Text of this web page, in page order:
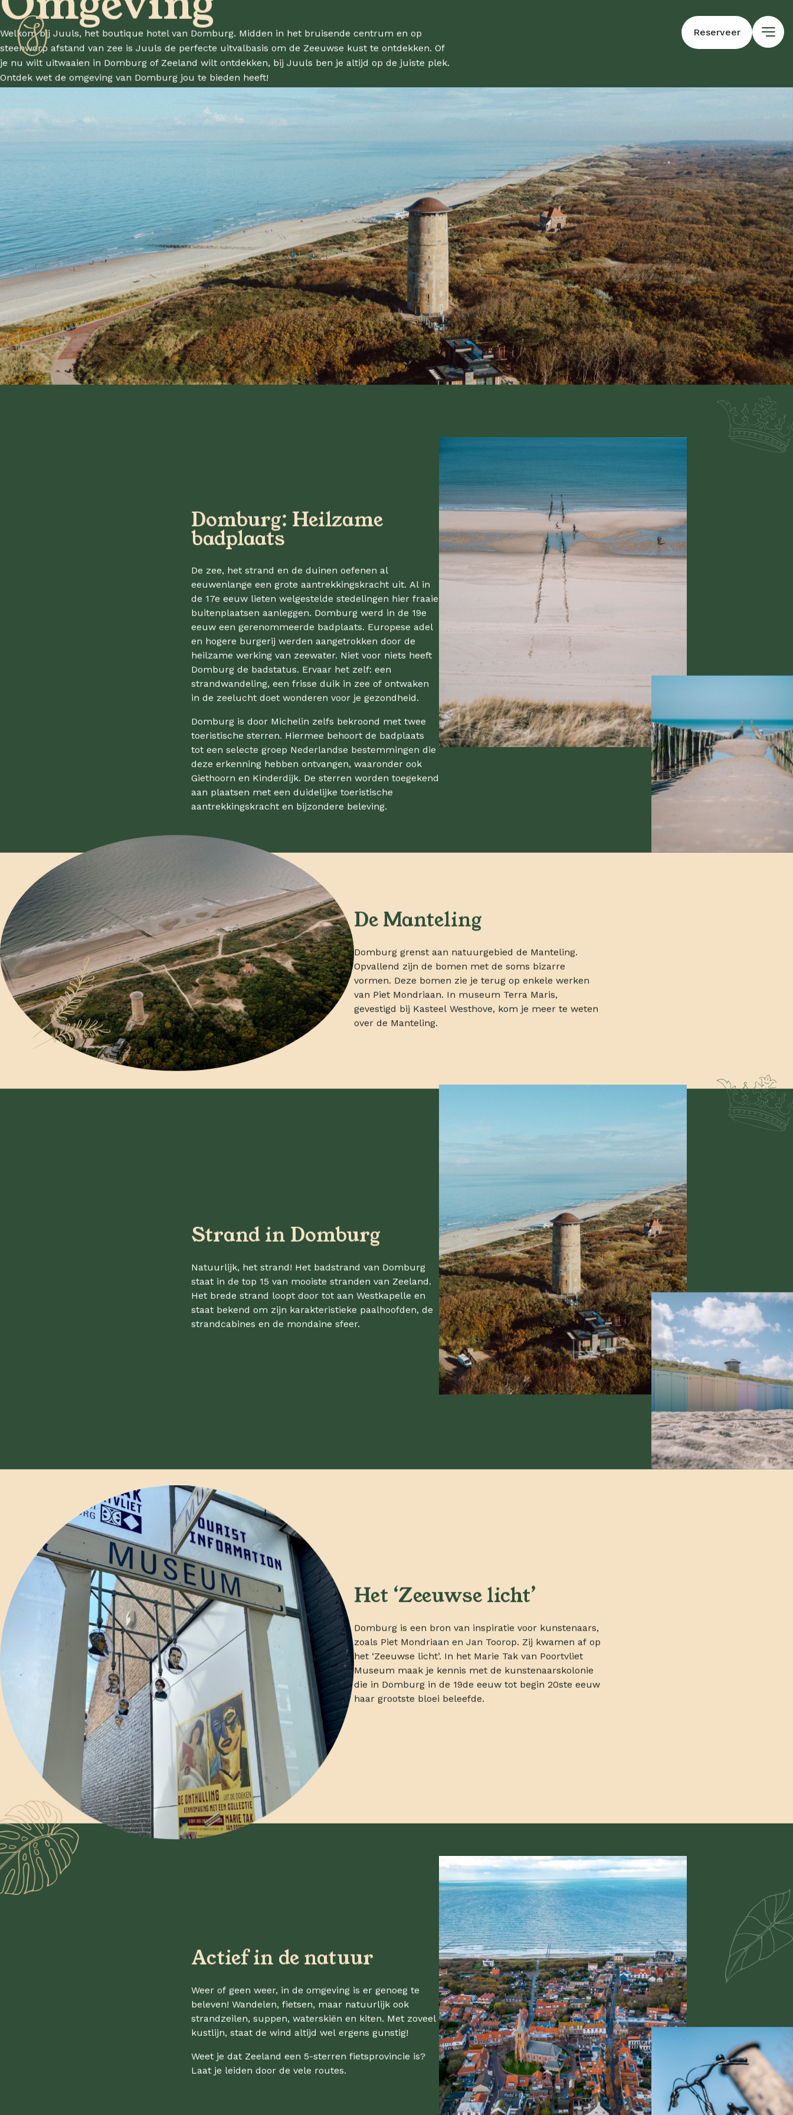
Reserveer
Welkom bij Juuls, het boutique hotel van Domburg. Midden in het bruisende centrum en op
steenworp afstand van zee is Juuls de perfecte uitvalbasis om de Zeeuwse kust te ontdekken. Of
je nu wilt uitwaaien in Domburg of Zeeland wilt ontdekken, bij Juuls ben je altijd op de juiste plek.
Ontdek wet de omgeving van Domburg jou te bieden heeft!
Domburg: Heilzame
badplaats
De zee, het strand en de duinen oefenen al
eeuwenlange een grote aantrekkingskracht uit. Al in
de 17e eeuw lieten welgestelde stedelingen hier fraaie
buitenplaatsen aanleggen. Domburg werd in de 19e
eeuw een gerenommeerde badplaats. Europese adel
en hogere burgerij werden aangetrokken door de
heilzame werking van zeewater. Niet voor niets heeft
Domburg de badstatus. Ervaar het zelf: een
strandwandeling, een frisse duik in zee of ontwaken
in de zeelucht doet wonderen voor je gezondheid.
Domburg is door Michelin zelfs bekroond met twee
toeristische sterren. Hiermee behoort de badplaats
tot een selecte groep Nederlandse bestemmingen die
deze erkenning hebben ontvangen, waaronder ook
Giethoorn en Kinderdijk. De sterren worden toegekend
aan plaatsen met een duidelijke toeristische
aantrekkingskracht en bijzondere beleving.
De Manteling
Domburg grenst aan natuurgebied de Manteling.
Opvallend zijn de bomen met de soms bizarre
vormen. Deze bomen zie je terug op enkele werken
van Piet Mondriaan. In museum Terra Maris,
gevestigd bij Kasteel Westhove, kom je meer te weten
over de Manteling.
Strand in Domburg
Natuurlijk, het strand! Het badstrand van Domburg
staat in de top 15 van mooiste stranden van Zeeland.
Het brede strand loopt door tot aan Westkapelle en
staat bekend om zijn karakteristieke paalhoofden, de
strandcabines en de mondaine sfeer.
Het ‘Zeeuwse licht’
Domburg is een bron van inspiratie voor kunstenaars,
zoals Piet Mondriaan en Jan Toorop. Zij kwamen af op
het ‘Zeeuwse licht’. In het Marie Tak van Poortvliet
Museum maak je kennis met de kunstenaarskolonie
die in Domburg in de 19de eeuw tot begin 20ste eeuw
haar grootste bloei beleefde.
Actief in de natuur
Weer of geen weer, in de omgeving is er genoeg te
beleven! Wandelen, fietsen, maar natuurlijk ook
strandzeilen, suppen, waterskiën en kiten. Met zoveel
kustlijn, staat de wind altijd wel ergens gunstig!
Weet je dat Zeeland een 5-sterren fietsprovincie is?
Laat je leiden door de vele routes.